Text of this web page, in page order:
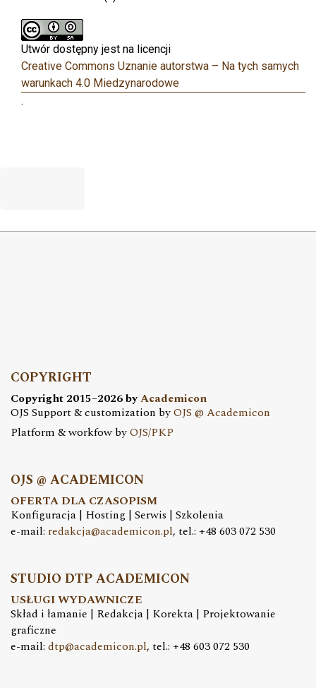
Utwór dostępny jest na licencji
Creative Commons Uznanie autorstwa – Na tych samych
warunkach 4.0 Miedzynarodowe
.
COPYRIGHT
Copyright 2015–2026 byAcademicon
OJS Support & customization byOJS @ Academicon
Platform & workfow byOJS/PKP
OJS @ ACADEMICON
OFERTA DLA CZASOPISM
Konfiguracja | Hosting | Serwis | Szkolenia
e-mail: redakcja@academicon.pl, tel.: +48 603 072 530
STUDIO DTP ACADEMICON
USŁUGI WYDAWNICZE
Skład i łamanie | Redakcja | Korekta | Projektowanie
graficzne
e-mail: dtp@academicon.pl, tel.: +48 603 072 530